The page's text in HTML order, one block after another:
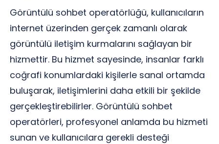
Görüntülü sohbet operatörlüğü, kullanıcıların
internet üzerinden gerçek zamanlı olarak
görüntülü iletişim kurmalarını sağlayan bir
hizmettir. Bu hizmet sayesinde, insanlar farklı
coğrafi konumlardaki kişilerle sanal ortamda
buluşarak, iletişimlerini daha etkili bir şekilde
gerçekleştirebilirler. Görüntülü sohbet
operatörleri, profesyonel anlamda bu hizmeti
sunan ve kullanıcılara gerekli desteği